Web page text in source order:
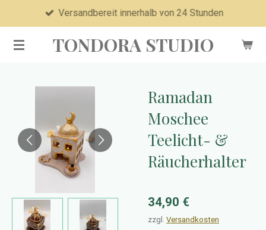
Hauptinhalt
springen
TONDORA STUDIO
Versandbereit innerhalb von 24 Stunden
Ramadan
Moschee
Teelicht- &
Räucherhalter
34,90 €
zzgl. Versandkosten